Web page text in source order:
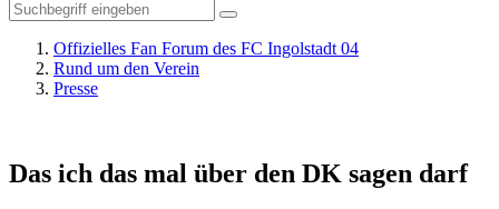
Offizielles Fan Forum des FC Ingolstadt 04
Rund um den Verein
Presse
Das ich das mal über den DK sagen darf